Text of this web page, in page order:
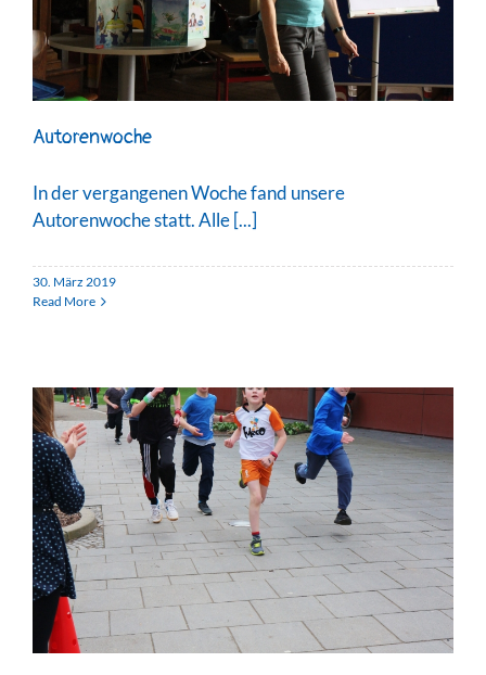
Autorenwoche
In der vergangenen Woche fand unsere
Autorenwoche statt. Alle [...]
30. März 2019
Read More